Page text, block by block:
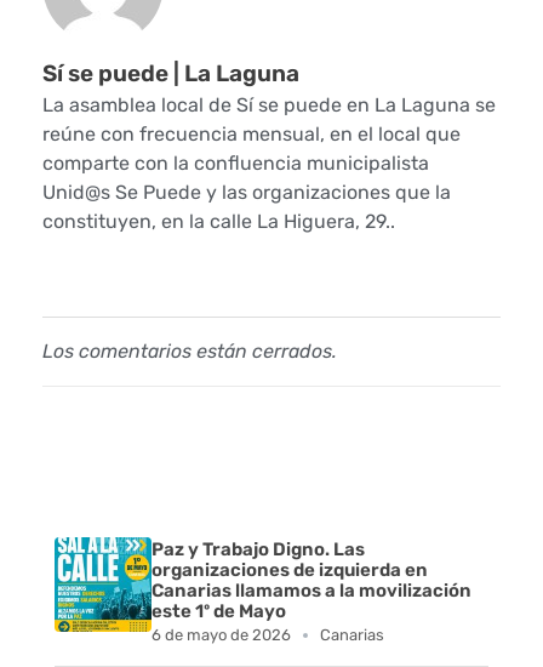
d
a
s
l
a
e
e
s
Sí se puede | La Laguna
La asamblea local de Sí se puede en La Laguna se
reúne con frecuencia mensual, en el local que
comparte con la confluencia municipalista
Unid@s Se Puede y las organizaciones que la
constituyen, en la calle La Higuera, 29..
Los comentarios están cerrados.
Paz y Trabajo Digno. Las
organizaciones de izquierda en
Canarias llamamos a la movilización
este 1º de Mayo
6 de mayo de 2026 Canarias